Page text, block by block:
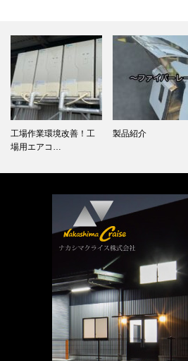
工場作業環境改善！工
場用エアコ…
製品紹介